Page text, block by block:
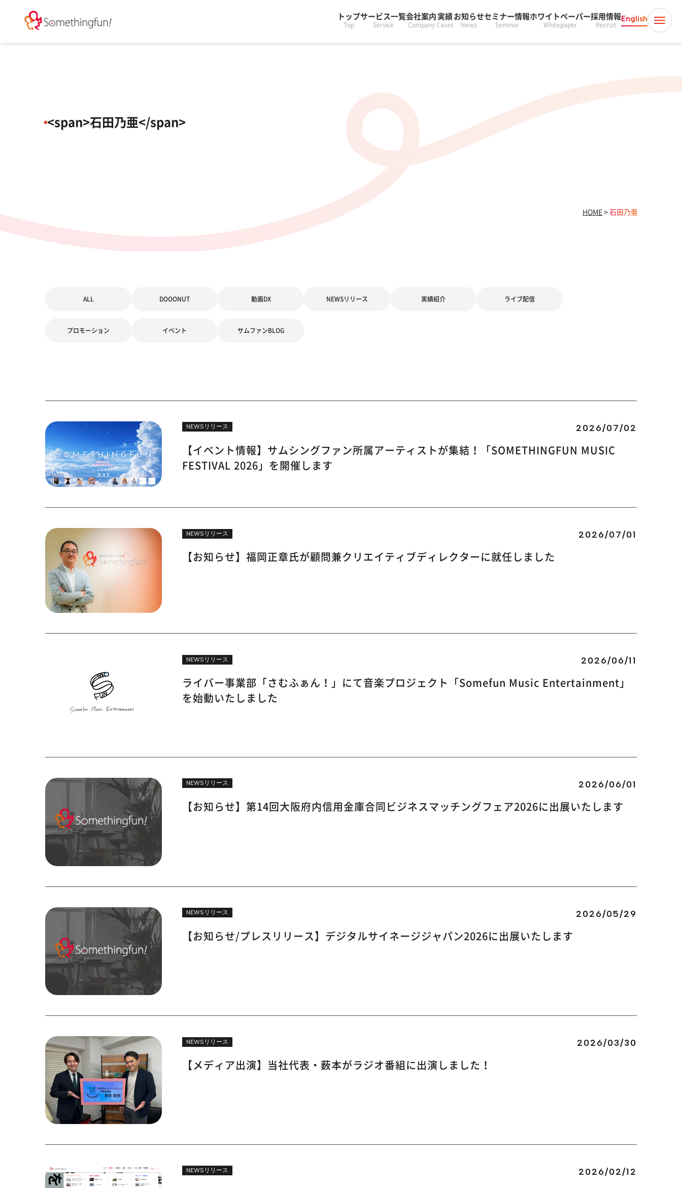
トップ
Top
サービス一覧
Service
会社案内
Company
実績
Cases
お知らせ
News
セミナー情報
Seminar
ホワイトペーパー
Whitepaper
採用情報
Recruit
English
<span>石田乃亜</span>
HOME > 石田乃亜
ALL DOOONUT 動画DX NEWSリリース 実績紹介 ライブ配信
プロモーション イベント サムファンBLOG
NEWSリリース 2026/07/02
【イベント情報】サムシングファン所属アーティストが集結！「SOMETHINGFUN MUSIC
FESTIVAL 2026」を開催します
NEWSリリース 2026/07/01
【お知らせ】福岡正章氏が顧問兼クリエイティブディレクターに就任しました
NEWSリリース 2026/06/11
ライバー事業部「さむふぁん！」にて音楽プロジェクト「Somefun Music Entertainment」
を始動いたしました
NEWSリリース 2026/06/01
【お知らせ】第14回大阪府内信用金庫合同ビジネスマッチングフェア2026に出展いたします
NEWSリリース 2026/05/29
【お知らせ/プレスリリース】デジタルサイネージジャパン2026に出展いたします
NEWSリリース 2026/03/30
【メディア出演】当社代表・薮本がラジオ番組に出演しました！
NEWSリリース 2026/02/12